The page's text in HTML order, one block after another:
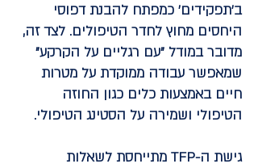
ב'תפקידים' כמפתח להבנת דפוסי
היחסים מחוץ לחדר הטיפולים. לצד זה,
מדובר במודל "עם רגליים על הקרקע"
שמאפשר עבודה ממוקדת על מטרות
חיים באמצעות כלים כגון החוזה
הטיפולי ושמירה על הסטינג הטיפולי.
גישת ה-TFP מתייחסת לשאלות